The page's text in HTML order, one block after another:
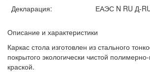
Декларация: ЕАЭС N RU Д-
Описание и характеристики
Каркас стола изготовлен из стального
покрытого экологически чистой
краской.